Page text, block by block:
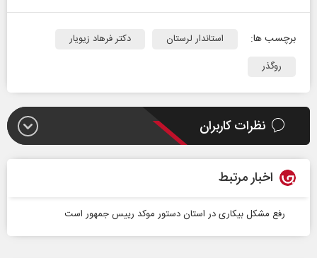
برچسب ها: استاندار لرستان
دکتر فرهاد زیویار
روگذر
نظرات کاربران
اخبار مرتبط
رفع مشکل بیکاری در استان دستور موکد رییس جمهور است